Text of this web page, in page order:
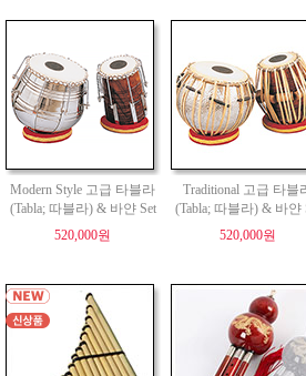
Modern Style 고급 타블라
(Tabla; 따블라) & 바얀 Set
520,000원
Traditional 고급 타블
(Tabla; 따블라) & 바얀
520,000원